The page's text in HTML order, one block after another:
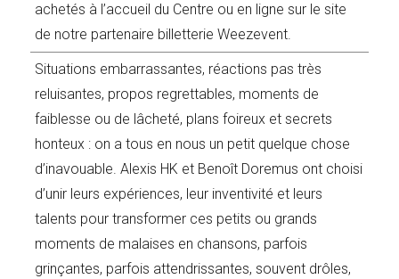
achetés à l’accueil du Centre ou en ligne sur le site
de notre partenaire billetterie Weezevent.
Situations embarrassantes, réactions pas très
reluisantes, propos regrettables, moments de
faiblesse ou de lâcheté, plans foireux et secrets
honteux : on a tous en nous un petit quelque chose
d’inavouable. Alexis HK et Benoît Doremus ont choisi
d’unir leurs expériences, leur inventivité et leurs
talents pour transformer ces petits ou grands
moments de malaises en chansons, parfois
grinçantes, parfois attendrissantes, souvent drôles,